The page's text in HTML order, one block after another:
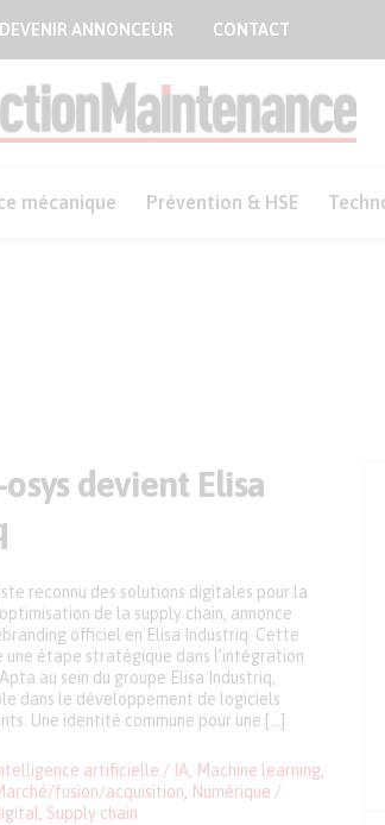
DEVENIR ANNONCEUR CONTACT
mécanique Prévention & HSE
devient Elisa
artificielle / IA, Machine learning,
fusion/acquisition, Numérique /
, Supply chain
reconnu des solutions digitales pour la
de la supply chain, annonce
officiel en Elisa Industriq. Cette
une étape stratégique dans l’intégration
au sein du groupe Elisa Industriq,
dans le développement de logiciels
Une identité commune pour une […]